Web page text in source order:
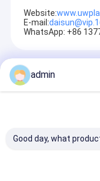
Website:
E-mail:
WhatsApp: +86
Aanbevolen
admin
Good day, what